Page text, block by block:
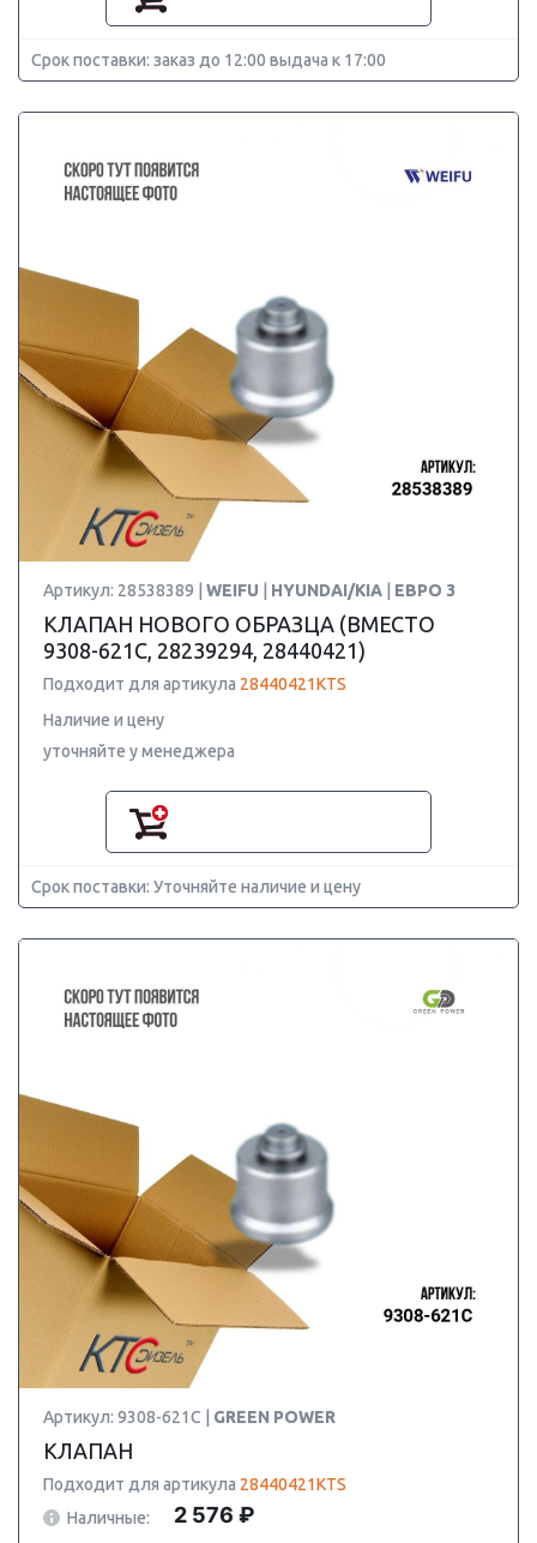
Срок поставки: заказ до 12:00 выдача к 17:00
Артикул: 28538389 | WEIFU HYUNDAI/KIA ЕВРО 3
КЛАПАН НОВОГО ОБРАЗЦА (ВМЕСТО
9308-621C, 28239294, 28440421)
Подходит для артикула 28440421KTS
Наличие и цену
уточняйте у менеджера
Срок поставки: Уточняйте наличие и цену
Артикул: 9308-621C | GREEN POWER
КЛАПАН
Подходит для артикула 28440421KTS
Наличные:
2 576 ₽